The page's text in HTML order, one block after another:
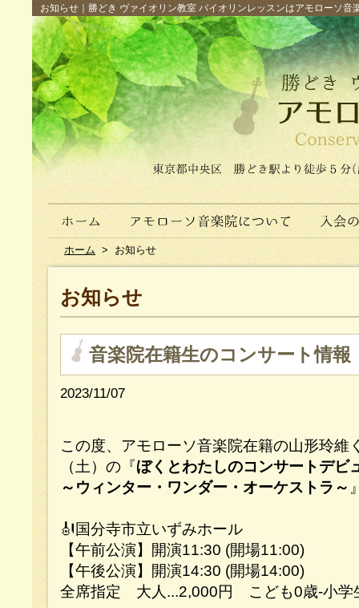
お知らせ｜勝どき ヴァイオリン教室 バイオリンレッスンはアモローソ
ホーム > お知らせ
お知らせ
音楽院在籍生のコンサート情報
2023/11/07
この度、アモローソ音楽院在籍の山形玲
（土）の『ぼくとわたしのコンサートデビ
～ウィンター・ワンダー・オーケストラ～
🎻国分寺市立いずみホール
【午前公演】開演11:30 (開場11:00)
【午後公演】開演14:30 (開場14:00)
全席指定 大人...2,000円 こども0歳-小学